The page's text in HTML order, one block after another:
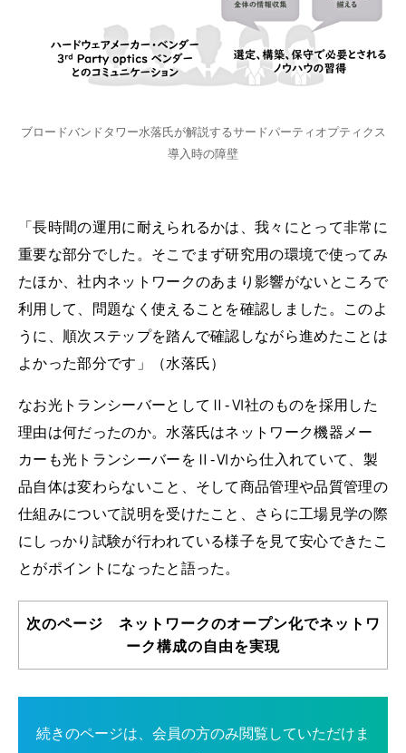
ブロードバンドタワー水落氏が解説するサードパーティオプティクス
導入時の障壁
「長時間の運用に耐えられるかは、我々にとって非常に
重要な部分でした。そこでまず研究用の環境で使ってみ
たほか、社内ネットワークのあまり影響がないところで
利用して、問題なく使えることを確認しました。このよ
うに、順次ステップを踏んで確認しながら進めたことは
よかった部分です」（水落氏）
なお光トランシーバーとしてⅡ-Ⅵ社のものを採用した
理由は何だったのか。水落氏はネットワーク機器メー
カーも光トランシーバーをⅡ-Ⅵから仕入れていて、製
品自体は変わらないこと、そして商品管理や品質管理の
仕組みについて説明を受けたこと、さらに工場見学の際
にしっかり試験が行われている様子を見て安心できたこ
とがポイントになったと語った。
次のページ ネットワークのオープン化でネットワ
ーク構成の自由を実現
続きのページは、会員の方のみ閲覧していただけま